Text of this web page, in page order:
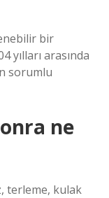
bir
yılları arasında
sorumlu
ne
terleme, kulak